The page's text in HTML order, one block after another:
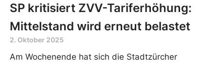
SP kritisiert ZVV-Tariferhöhung:
Mittelstand wird erneut belastet
2. Oktober 2025
Am Wochenende hat sich die Stadtzürcher